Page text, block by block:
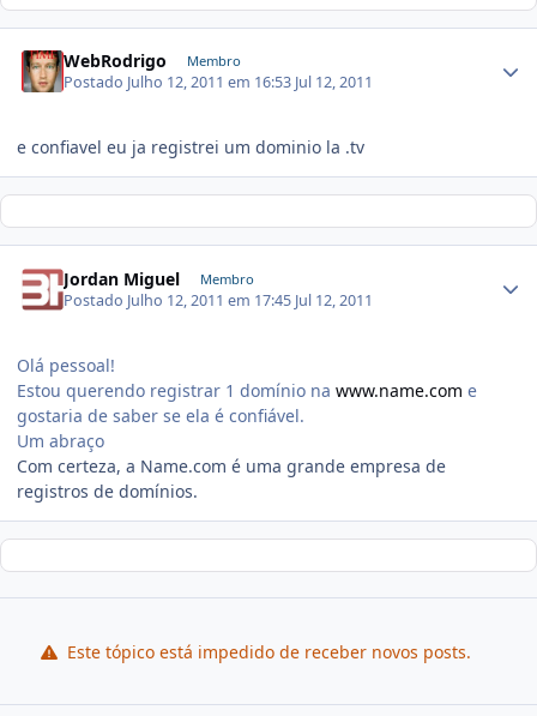
WebRodrigo Membro
Postado Julho 12, 2011 em 16:53 Jul 12, 2011
e confiavel eu ja registrei um dominio la .tv
Jordan Miguel Membro
Postado Julho 12, 2011 em 17:45 Jul 12, 2011
Olá pessoal!
Estou querendo registrar 1 domínio na www.name.com e
gostaria de saber se ela é confiável.
Um abraço
Com certeza, a Name.com é uma grande empresa de
registros de domínios.
Este tópico está impedido de receber novos posts.